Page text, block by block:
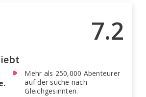
7.2
Mehr als 250,000 Abenteurer
auf der suche nach
Gleichgesinnten.